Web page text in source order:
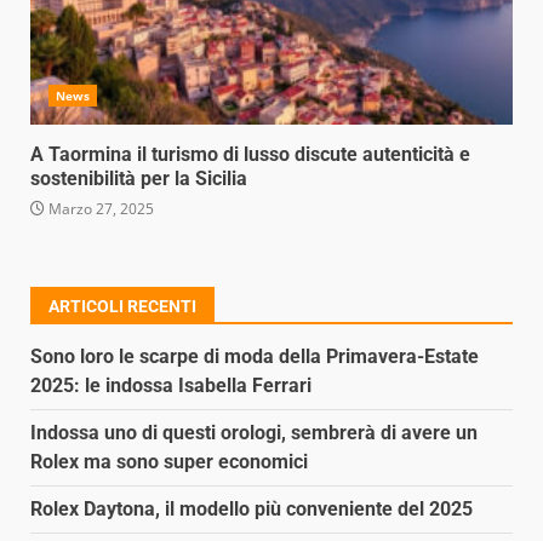
News
A Taormina il turismo di lusso discute autenticità e
sostenibilità per la Sicilia
Marzo 27, 2025
ARTICOLI RECENTI
Sono loro le scarpe di moda della Primavera-Estate
2025: le indossa Isabella Ferrari
Indossa uno di questi orologi, sembrerà di avere un
Rolex ma sono super economici
Rolex Daytona, il modello più conveniente del 2025